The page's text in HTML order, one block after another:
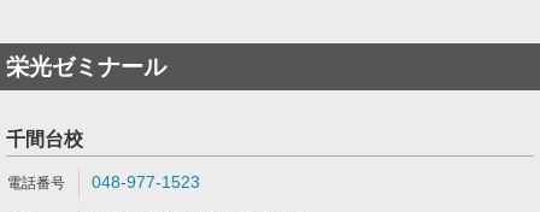
栄光ゼミナール
千間台校
048-977-1523